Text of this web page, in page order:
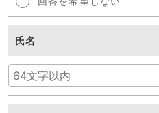
氏名